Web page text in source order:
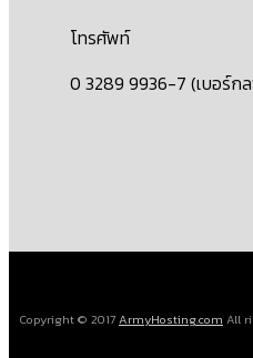
โทรศัพท์
0 3289 9936-7 (เบอร์ก
Copyright © 2017ArmyHosting.com All